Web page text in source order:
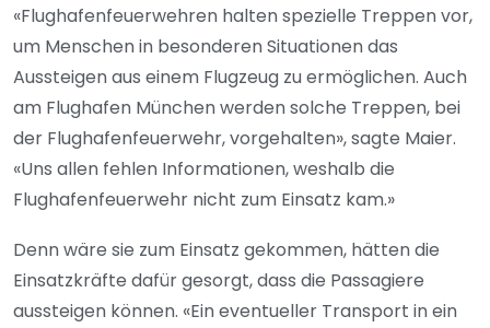
«Flughafenfeuerwehren halten spezielle Treppen vor,
um Menschen in besonderen Situationen das
Aussteigen aus einem Flugzeug zu ermöglichen. Auch
am Flughafen München werden solche Treppen, bei
der Flughafenfeuerwehr, vorgehalten», sagte Maier.
«Uns allen fehlen Informationen, weshalb die
Flughafenfeuerwehr nicht zum Einsatz kam.»
Denn wäre sie zum Einsatz gekommen, hätten die
Einsatzkräfte dafür gesorgt, dass die Passagiere
aussteigen können. «Ein eventueller Transport in ein